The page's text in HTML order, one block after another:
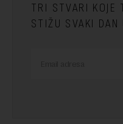
TRI STVARI KOJE
STIŽU SVAKI DAN